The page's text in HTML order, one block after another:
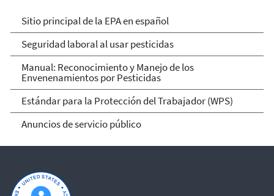
Seguridad Laboral al Usar
Pesticidas
Sitio principal de la EPA en español
Seguridad laboral al usar pesticidas
Manual: Reconocimiento y Manejo de los
Envenenamientos por Pesticidas
Estándar para la Protección del Trabajador (WPS)
Anuncios de servicio público